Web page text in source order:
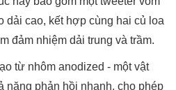
trúc đối xứng dọc (vertical
hóa sự kết hợp giữa các dải tần
và cải thiện khả năng tái hiện
sẽ cảm nhận được sự hiện